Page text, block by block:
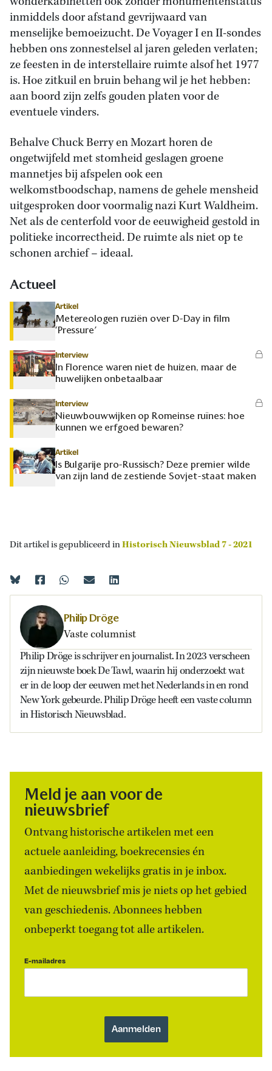
inmiddels door afstand gevrijwaard van
menselijke bemoeizucht. De Voyager I en II-sondes
hebben ons zonnestelsel al jaren geleden verlaten;
ze feesten in de interstellaire ruimte alsof het 1977
is. Hoe zitkuil en bruin behang wil je het hebben:
aan boord zijn zelfs gouden platen voor de
eventuele vinders.
Behalve Chuck Berry en Mozart horen de
ongetwijfeld met stomheid geslagen groene
mannetjes bij afspelen ook een
welkomstboodschap, namens de gehele mensheid
uitgesproken door voormalig nazi Kurt Waldheim.
Net als de centerfold voor de eeuwigheid gestold in
politieke incorrectheid. De ruimte als niet op te
schonen archief – ideaal.
Actueel
Artikel
Metereologen ruziën over D-Day in film
‘Pressure’
Interview
In Florence waren niet de huizen, maar de
huwelijken onbetaalbaar
Interview
Nieuwbouwwijken op Romeinse ruïnes: hoe
kunnen we erfgoed bewaren?
Artikel
Is Bulgarije pro-Russisch? Deze premier wilde
van zijn land de zestiende Sovjet-staat maken
Dit artikel is gepubliceerd inHistorisch Nieuwsblad 7 - 2021
Philip Dröge
Vaste columnist
Philip Dröge is schrijver en journalist. In 2023 verscheen
zijn nieuwste boek De Tawl, waarin hij onderzoekt wat
er in de loop der eeuwen met het Nederlands in en rond
New York gebeurde. Philip Dröge heeft een vaste column
in Historisch Nieuwsblad.
Meld je aan voor de
nieuwsbrief
Ontvang historische artikelen met een
actuele aanleiding, boekrecensies én
aanbiedingen wekelijks gratis in je inbox.
Met de nieuwsbrief mis je niets op het gebied
van geschiedenis. Abonnees hebben
onbeperkt toegang tot alle artikelen.
E-mailadres